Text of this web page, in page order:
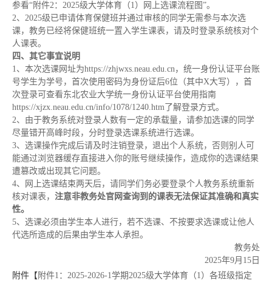
参看“附件2：2025级大学体育（1）网上选课流程图”。
2、2025级已申请体育保健班并通过审核的同学无需参与本次选
课，教务已经将保健班统一置入学生课表，请及时登录系统核对个
人课表。
四、其它事宜说明
1、本次选课网址为https://zhjwxs.neau.edu.cn，统一身份认证平台账
号学生为学号，首次使用密码为身份证后6位（其中X大写），首
次登录可查看东北农业大学统一身份认证平台使用指南
https://xjzx.neau.edu.cn/info/1078/1240.htm了解登录方式。
2、由于教务系统对登录人数有一定的承载量，请参加选课的同学
尽量错开高峰时段，分时登录选课系统进行选课。
3、选课操作完成后请及时注销登录，退出个人系统，否则别人可
能通过浏览器缓存直接进入你的账号继续操作，造成你的选课结果
遭篡改或出现其它问题。
4、网上选课结束两天后，请同学们务必要登录个人教务系统重新
核对课表， 注意非教务处官网查询到的课表无法保证其准确和真实
性。
5、选课必须由学生本人进行，若不选课、不按要求选课或让他人
代选所造成的后果由学生本人承担。
教务处
2025年9月15日
附件【 附件1：2025-2026-1学期2025级大学体育（1）各班级指定